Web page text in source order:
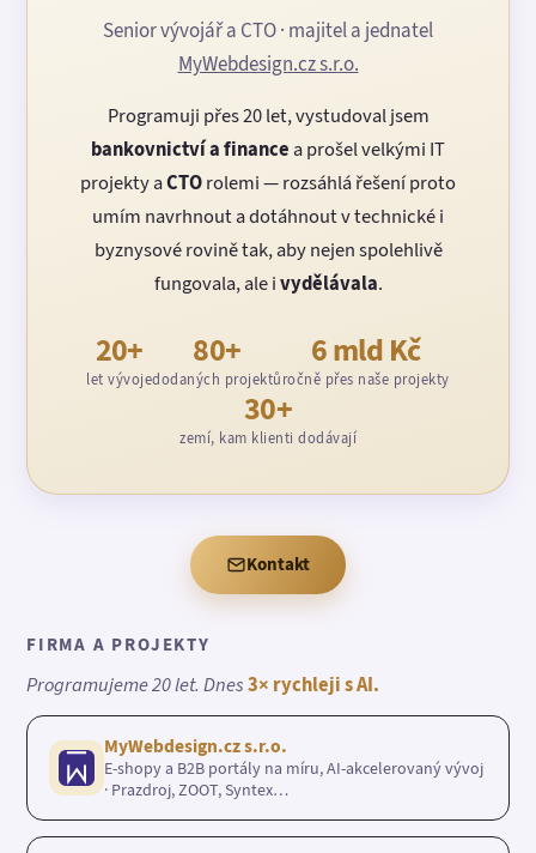
Senior vývojář a CTO · majitel a jednatel
MyWebdesign.cz s.r.o.
Programuji přes 20 let, vystudoval jsem
bankovnictví a finance a prošel velkými IT
projekty aCTOrolemi — rozsáhlá řešení proto
umím navrhnout a dotáhnout v technické i
byznysové rovině tak, aby nejen spolehlivě
fungovala, ale ivydělávala.
20+
let vývoje
80+
dodaných projektů
6 mld Kč
ročně přes naše projekty
30+
zemí, kam klienti dodávají
Kontakt
FIRMA A PROJEKTY
Programujeme 20 let. Dnes3× rychleji s AI.
MyWebdesign.cz s.r.o.
E-shopy a B2B portály na míru, AI-akcelerovaný vývoj
· Prazdroj, ZOOT, Syntex…